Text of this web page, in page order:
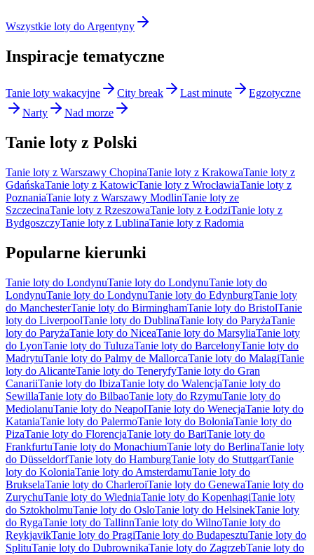
Wszystkie loty do Argentyny
Inspiracje tematyczne
Tanie loty wakacyjne City break Last minute
Egzotyczne
Narty
Nad morze
Tanie loty z Polski
Tanie loty z Warszawy ChopinaTanie loty z KrakowaTanie loty z
GdańskaTanie loty z KatowicTanie loty z WrocławiaTanie loty z
PoznaniaTanie loty z Warszawy ModlinTanie loty ze
SzczecinaTanie loty z RzeszowaTanie loty z ŁodziTanie loty z
BydgoszczyTanie loty z LublinaTanie loty z Radomia
Popularne kierunki
Tanie loty do LondynuTanie loty do LondynuTanie loty do
LondynuTanie loty do LondynuTanie loty do EdynburgTanie loty
do ManchesterTanie loty do BirminghamTanie loty do BristolTanie
loty do LiverpoolTanie loty do DublinaTanie loty do ParyżaTanie
loty do ParyżaTanie loty do NiceaTanie loty do MarsyliaTanie loty
do LyonTanie loty do TuluzaTanie loty do BarcelonyTanie loty do
MadrytuTanie loty do Palmy de MallorcaTanie loty do MalagiTanie
loty do AlicanteTanie loty do TeneryfyTanie loty do Gran
CanariiTanie loty do IbizaTanie loty do WalencjaTanie loty do
SewillaTanie loty do BilbaoTanie loty do RzymuTanie loty do
MediolanuTanie loty do NeapolTanie loty do WenecjaTanie loty do
KataniaTanie loty do PalermoTanie loty do BoloniaTanie loty do
PizaTanie loty do FlorencjaTanie loty do BariTanie loty do
FrankfurtuTanie loty do MonachiumTanie loty do BerlinaTanie loty
do DüsseldorfTanie loty do HamburgTanie loty do StuttgartTanie
loty do KoloniaTanie loty do AmsterdamuTanie loty do
BrukselaTanie loty do CharleroiTanie loty do GenewaTanie loty do
ZurychuTanie loty do WiedniaTanie loty do KopenhagiTanie loty
do SztokholmuTanie loty do OsloTanie loty do HelsinekTanie loty
do RygaTanie loty do TallinnTanie loty do WilnoTanie loty do
ReykjavikTanie loty do PragiTanie loty do BudapesztuTanie loty do
SplituTanie loty do DubrownikaTanie loty do ZagrzebTanie loty do